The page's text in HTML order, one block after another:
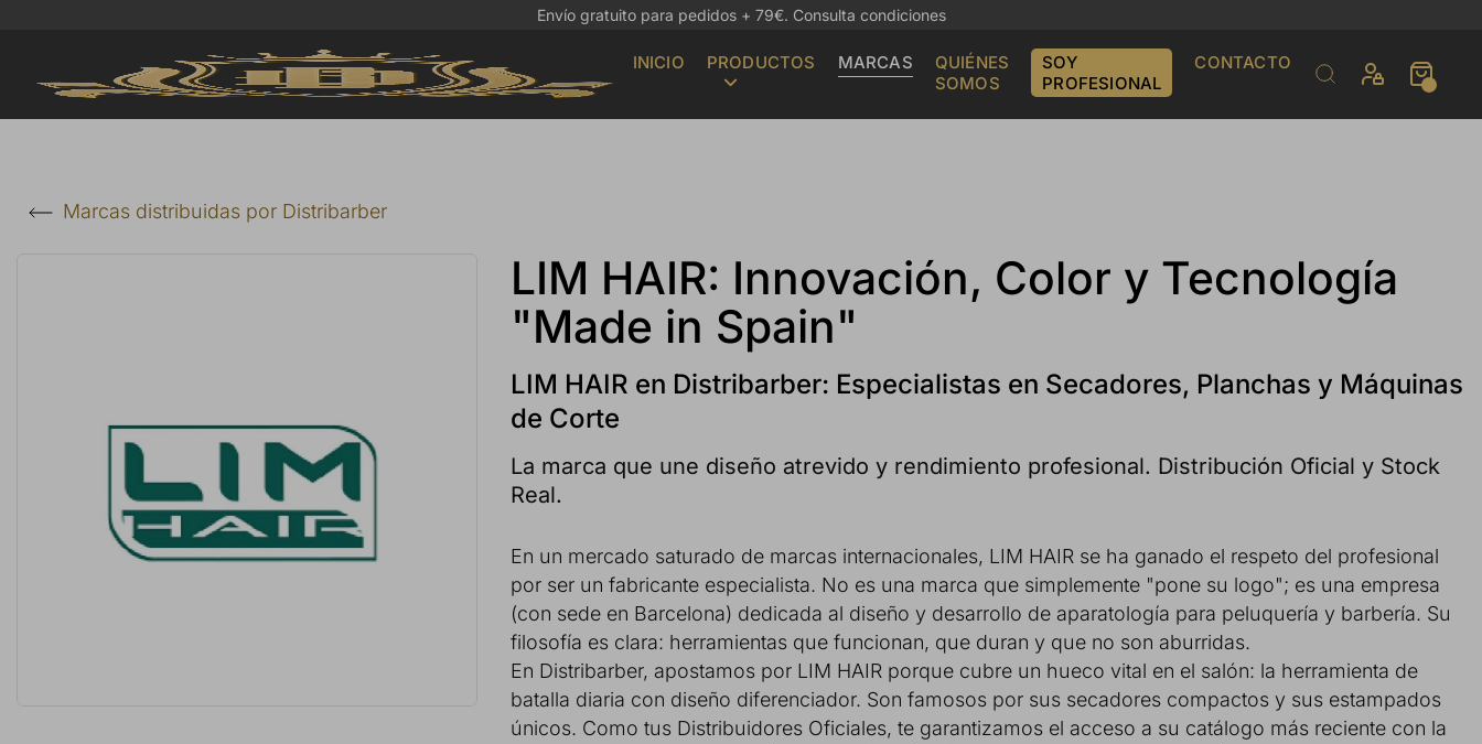
Envío gratuito para pedidos + 79€. Consulta condiciones
INICIO PRODUCTOS MARCAS
QUIÉNES
SOMOS
SOY
PROFESIONAL
CONTACTO
Marcas distribuidas por Distribarber
LIM HAIR: Innovación, Color y Tecnología
"Made in Spain"
LIM HAIR en Distribarber: Especialistas en Secadores, Planchas y Máquinas
de Corte
La marca que une diseño atrevido y rendimiento profesional. Distribución Oficial y Stock
Real.
En un mercado saturado de marcas internacionales, LIM HAIR se ha ganado el respeto del profesional
por ser un fabricante especialista. No es una marca que simplemente "pone su logo"; es una empresa
(con sede en Barcelona) dedicada al diseño y desarrollo de aparatología para peluquería y barbería. Su
filosofía es clara: herramientas que funcionan, que duran y que no son aburridas.
En Distribarber, apostamos por LIM HAIR porque cubre un hueco vital en el salón: la herramienta de
batalla diaria con diseño diferenciador. Son famosos por sus secadores compactos y sus estampados
únicos. Como tus Distribuidores Oficiales, te garantizamos el acceso a su catálogo más reciente con la